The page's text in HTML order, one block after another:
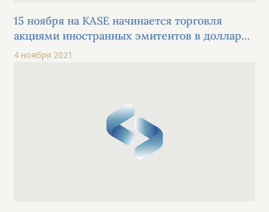
15 ноября на KASE начинается торговля
акциями иностранных эмитентов в долларах
США
4 ноября 2021